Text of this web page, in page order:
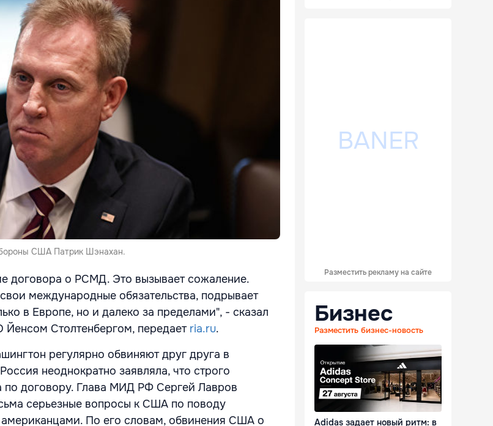
США Патрик Шэнахан.
договора о РСМД. Это вызывает сожаление.
международные обязательства, подрывает
в Европе, но и далеко за пределами", - сказал
Йенсом Столтенбергом, передает ria.ru.
регулярно обвиняют друг друга в
неоднократно заявляла, что строго
по договору. Глава МИД РФ Сергей Лавров
серьезные вопросы к США по поводу
По его словам, обвинения США о
Разместить рекламу на сайте
Бизнес
Разместить бизнес-новость
Adidas задает новый ритм: в